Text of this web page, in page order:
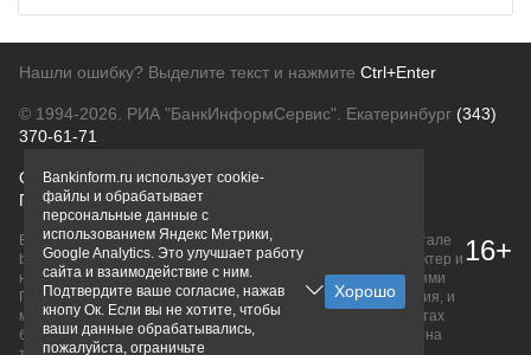
Нашли ошибку? Выделите текст и нажмите Ctrl+Enter
© 1994-2026. РИА "БанкИнформСервис". Екатеринбург (343)
370-61-71
О проектеПолитика конфиденциальности
Правовая информацияДля рекламодателей
Вся информация о продуктах банков, размещенная на портале
bankinform.ru, носит исключительно ознакомительный характер и
не является публичной офертой, определяемой положениями
ГК РФ. Информация не содержит точного и полного описания, и
может быть изменена. Конечные условия уточняйте на сайтах
банков или при личном обращении. Исключительное право на
16+
Bankinform.ru использует cookie-
файлы и обрабатывает
персональные данные с
использованием Яндекс Метрики,
Google Analytics. Это улучшает работу
сайта и взаимодействие с ним.
Подтвердите ваше согласие, нажав
кнопу Ок. Если вы не хотите, чтобы
ваши данные обрабатывались,
пожалуйста, ограничьте